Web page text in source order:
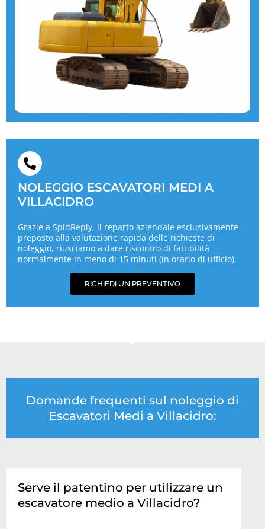
NOLEGGIO ESCAVATORI MEDI A
VILLACIDRO
Grazie a SpidReply, il reparto aziendale esclusivamente
preposto alla valutazione rapida delle richieste di
noleggio, riusciamo a dare riscontro di fattibilità
normalmente in meno di 15 minuti (in orario di ufficio).
RICHIEDI UN PREVENTIVO
Domande frequenti sul noleggio di
Escavatori Medi a Villacidro:
Serve il patentino per utilizzare un
escavatore medio a Villacidro?